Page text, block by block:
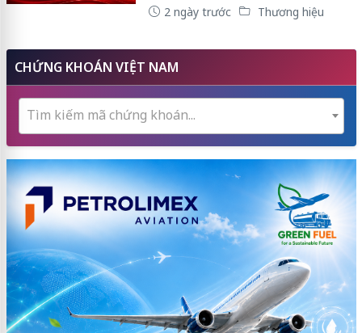
2 ngày trước Thương hiệu
CHỨNG KHOÁN VIỆT NAM
Tìm kiếm mã chứng khoán...